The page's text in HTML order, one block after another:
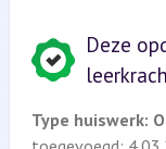
Deze
Type huiswerk: